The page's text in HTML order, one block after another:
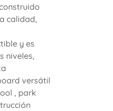
calidad,
y es
niveles,
versátil
, park